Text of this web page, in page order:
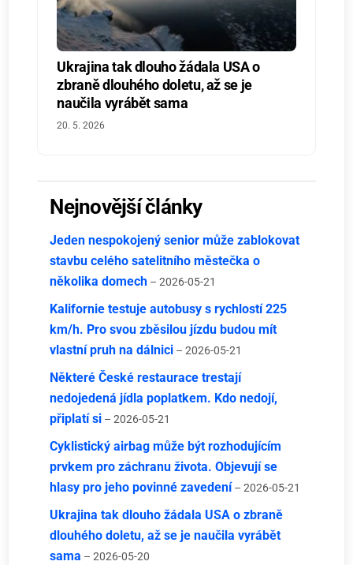
Ukrajina tak dlouho žádala USA o
zbraně dlouhého doletu, až se je
naučila vyrábět sama
20. 5. 2026
Nejnovější články
Jeden nespokojený senior může zablokovat
stavbu celého satelitního městečka o
několika domech – 2026-05-21
Kalifornie testuje autobusy s rychlostí 225
km/h. Pro svou zběsilou jízdu budou mít
vlastní pruh na dálnici – 2026-05-21
Některé České restaurace trestají
nedojedená jídla poplatkem. Kdo nedojí,
připlatí si – 2026-05-21
Cyklistický airbag může být rozhodujícím
prvkem pro záchranu života. Objevují se
hlasy pro jeho povinné zavedení – 2026-05-21
Ukrajina tak dlouho žádala USA o zbraně
dlouhého doletu, až se je naučila vyrábět
sama – 2026-05-20